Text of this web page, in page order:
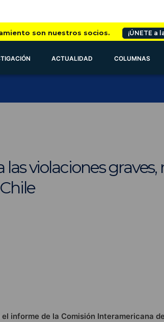
son nuestros socios. ¡ÚNETE a
ACTUALIDAD COLUMNAS
violaciones
informe de la Comisión Interamericana